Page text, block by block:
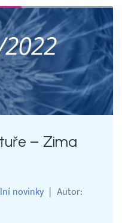
– Zima
novinky
Autor